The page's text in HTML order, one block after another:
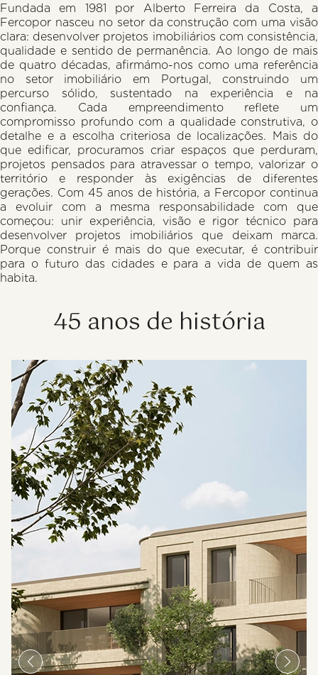
Fundada em 1981 por Alberto Ferreira da Costa, a
Fercopor nasceu no setor da construção com uma visão
clara: desenvolver projetos imobiliários com consistência,
qualidade e sentido de permanência. Ao longo de mais
de quatro décadas, afirmámo-nos como uma referência
no setor imobiliário em Portugal, construindo um
percurso sólido, sustentado na experiência e na
confiança. Cada empreendimento reflete um
compromisso profundo com a qualidade construtiva, o
detalhe e a escolha criteriosa de localizações. Mais do
que edificar, procuramos criar espaços que perduram,
projetos pensados para atravessar o tempo, valorizar o
território e responder às exigências de diferentes
gerações. Com 45 anos de história, a Fercopor continua
a evoluir com a mesma responsabilidade com que
começou: unir experiência, visão e rigor técnico para
desenvolver projetos imobiliários que deixam marca.
Porque construir é mais do que executar, é contribuir
para o futuro das cidades e para a vida de quem as
habita.
45 anos de história